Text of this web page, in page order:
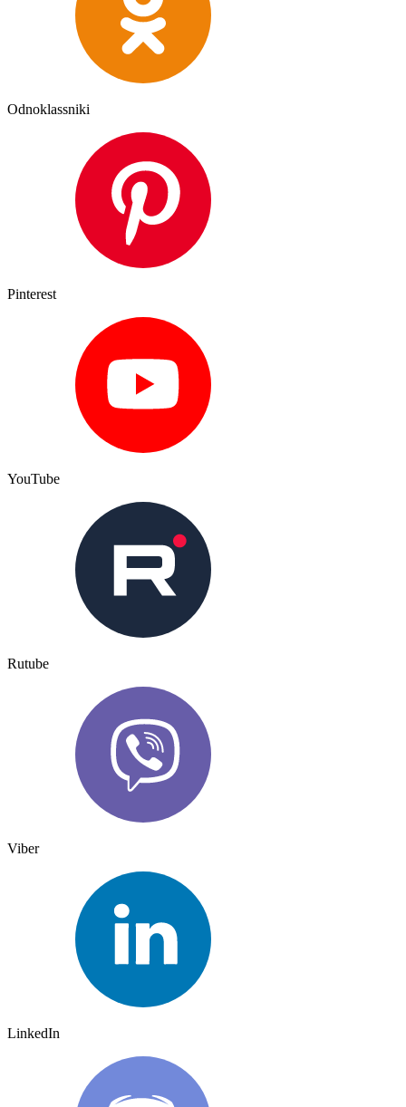
Odnoklassniki
Pinterest
YouTube
Rutube
Viber
LinkedIn